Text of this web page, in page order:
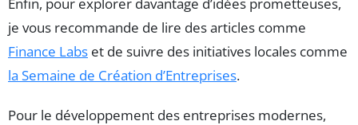
je vous recommande de lire des articles comme
Finance Labs et de suivre des initiatives locales comme
la Semaine de Création d’Entreprises.
Pour le développement des entreprises modernes,